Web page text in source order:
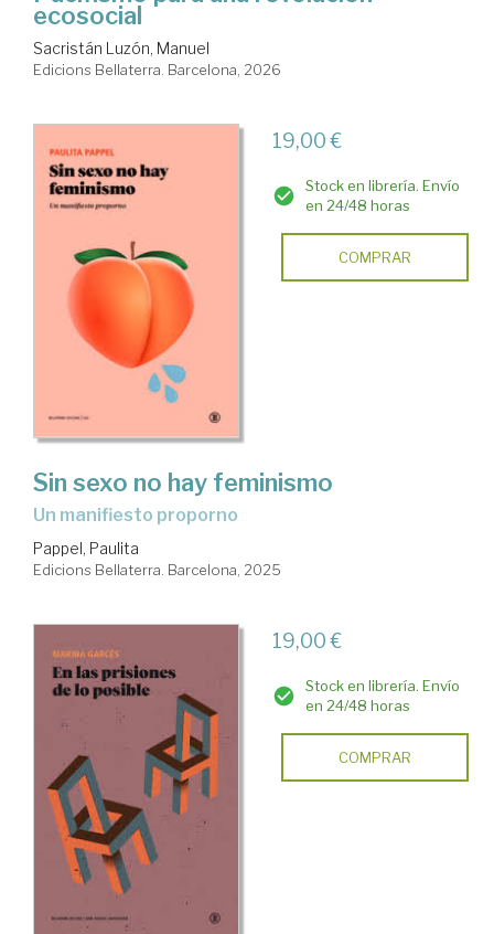
ecosocial
Sacristán Luzón, Manuel
Edicions Bellaterra. Barcelona, 2026
19,00 €
Stock en librería. Envío
en 24/48 horas
COMPRAR
Sin sexo no hay feminismo
Un manifiesto proporno
Pappel, Paulita
Edicions Bellaterra. Barcelona, 2025
19,00 €
Stock en librería. Envío
en 24/48 horas
COMPRAR